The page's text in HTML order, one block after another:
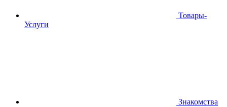
Товары-
Услуги
Знакомства